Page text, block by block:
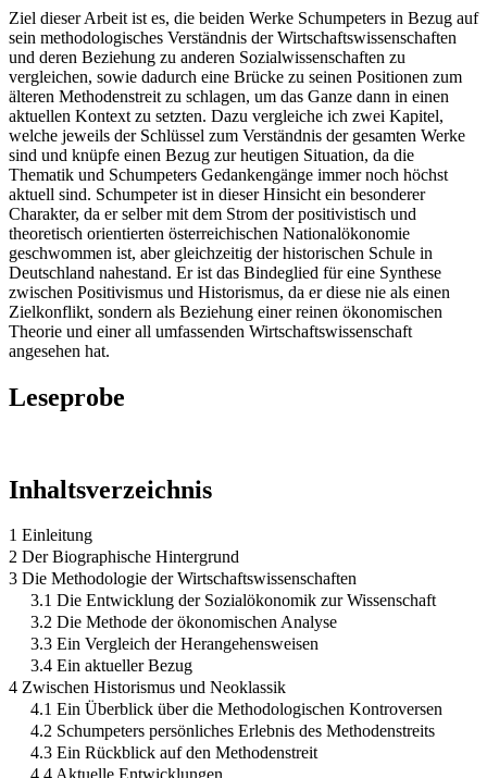
Ziel dieser Arbeit ist es, die beiden Werke Schumpeters in Bezug auf
sein methodologisches Verständnis der Wirtschaftswissenschaften
und deren Beziehung zu anderen Sozialwissenschaften zu
vergleichen, sowie dadurch eine Brücke zu seinen Positionen zum
älteren Methodenstreit zu schlagen, um das Ganze dann in einen
aktuellen Kontext zu setzten. Dazu vergleiche ich zwei Kapitel,
welche jeweils der Schlüssel zum Verständnis der gesamten Werke
sind und knüpfe einen Bezug zur heutigen Situation, da die
Thematik und Schumpeters Gedankengänge immer noch höchst
aktuell sind. Schumpeter ist in dieser Hinsicht ein besonderer
Charakter, da er selber mit dem Strom der positivistisch und
theoretisch orientierten österreichischen Nationalökonomie
geschwommen ist, aber gleichzeitig der historischen Schule in
Deutschland nahestand. Er ist das Bindeglied für eine Synthese
zwischen Positivismus und Historismus, da er diese nie als einen
Zielkonflikt, sondern als Beziehung einer reinen ökonomischen
Theorie und einer all umfassenden Wirtschaftswissenschaft
angesehen hat.
Leseprobe
Inhaltsverzeichnis
1 Einleitung
2 Der Biographische Hintergrund
3 Die Methodologie der Wirtschaftswissenschaften
3.1 Die Entwicklung der Sozialökonomik zur Wissenschaft
3.2 Die Methode der ökonomischen Analyse
3.3 Ein Vergleich der Herangehensweisen
3.4 Ein aktueller Bezug
4 Zwischen Historismus und Neoklassik
4.1 Ein Überblick über die Methodologischen Kontroversen
4.2 Schumpeters persönliches Erlebnis des Methodenstreits
4.3 Ein Rückblick auf den Methodenstreit